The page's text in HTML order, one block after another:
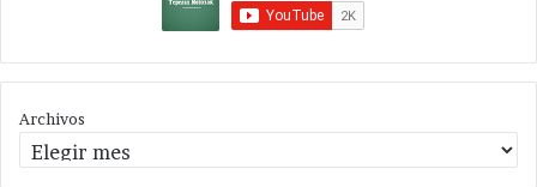
Archivos